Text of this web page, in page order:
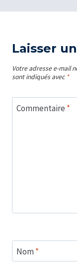
Laisser
Votre adresse e-mail
sont indiqués avec *
Commentaire *
Nom*